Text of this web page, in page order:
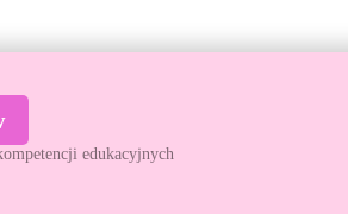
edukacyjnych